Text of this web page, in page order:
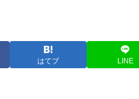
はてブ LINE